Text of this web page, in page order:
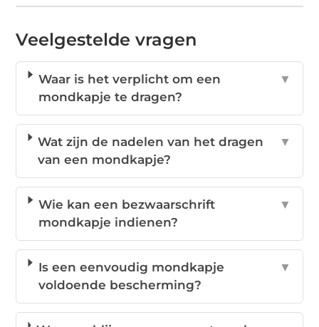
https://stichtingcoronaonderzoek.nl/bezwaarschrift/
Veelgestelde vragen
Waar is het verplicht om een
mondkapje te dragen?
▼
Wat zijn de nadelen van het dragen
van een mondkapje?
▼
Wie kan een bezwaarschrift
mondkapje indienen?
▼
Is een eenvoudig mondkapje
▼